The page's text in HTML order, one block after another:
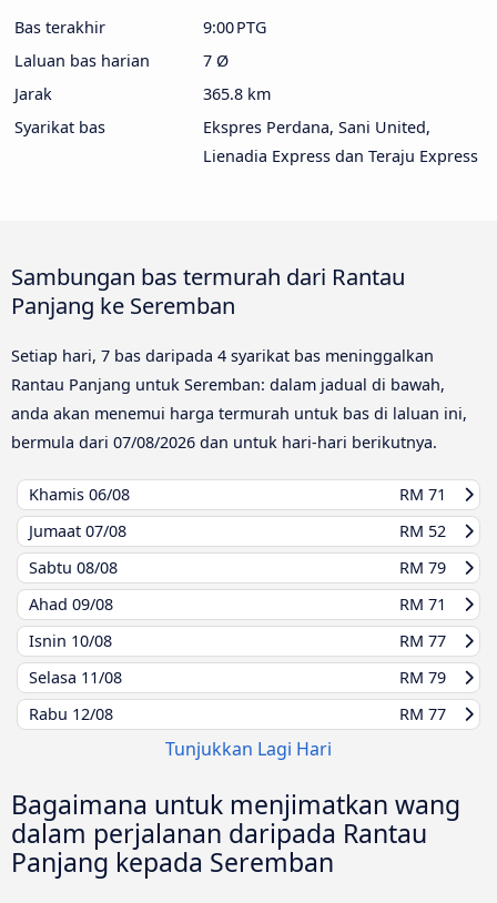
Bas terakhir
9:00 PTG
Laluan bas harian
7 Ø
Jarak
365.8 km
Syarikat bas
Ekspres Perdana, Sani United,
Lienadia Express dan Teraju Express
Sambungan bas termurah dari Rantau
Panjang ke Seremban
Setiap hari, 7 bas daripada 4 syarikat bas meninggalkan
Rantau Panjang untuk Seremban: dalam jadual di bawah,
anda akan menemui harga termurah untuk bas di laluan ini,
bermula dari 07/08/2026 dan untuk hari-hari berikutnya.
Khamis 06/08
RM 71
Jumaat 07/08
RM 52
Sabtu 08/08
RM 79
Ahad 09/08
RM 71
Isnin 10/08
RM 77
Selasa 11/08
RM 79
Rabu 12/08 RM 77
Tunjukkan Lagi Hari
Bagaimana untuk menjimatkan wang
dalam perjalanan daripada Rantau
Panjang kepada Seremban